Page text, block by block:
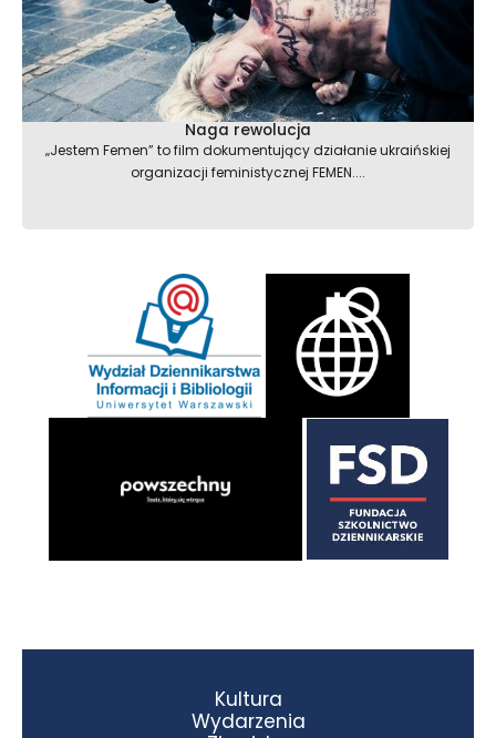
Naga rewolucja
„Jestem Femen” to film dokumentujący działanie ukraińskiej
organizacji feministycznej FEMEN....
Kultura
Wydarzenia